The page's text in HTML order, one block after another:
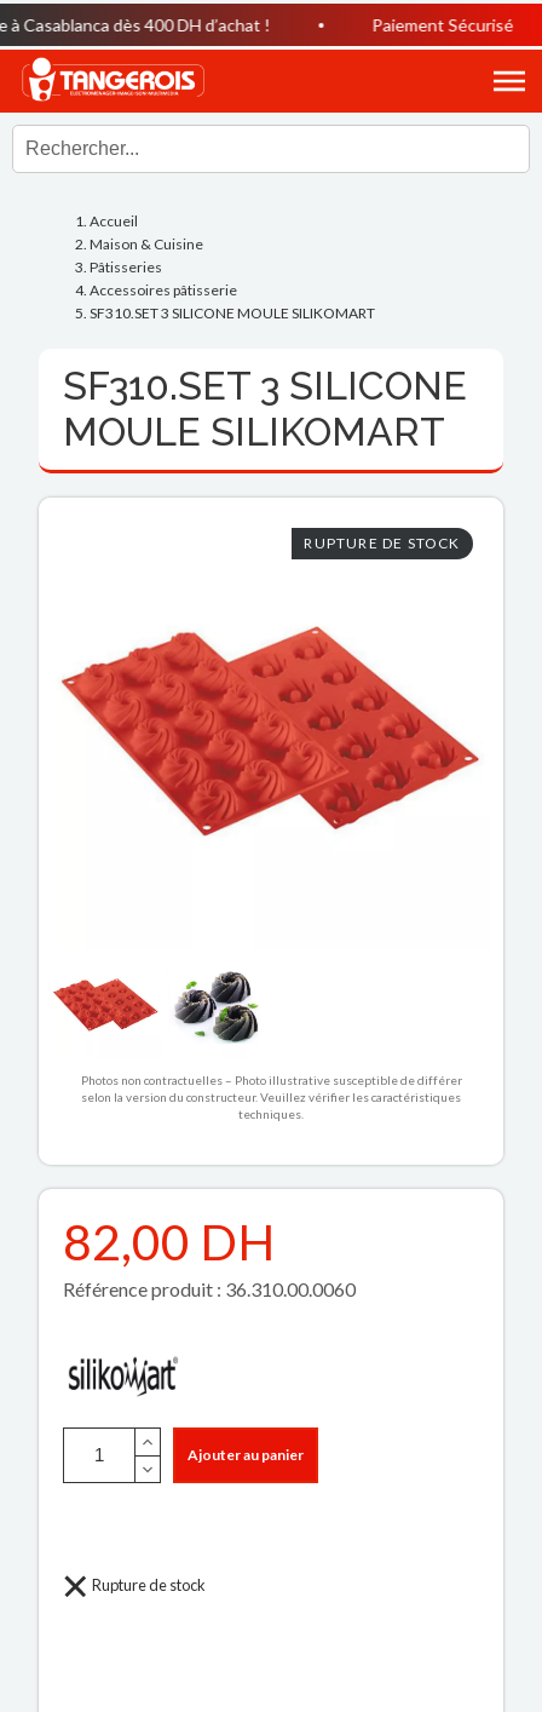
dès 400 DH d’achat ! Paiement Sécurisé
Accueil
Maison & Cuisine
Pâtisseries
Accessoires pâtisserie
SF310.SET 3 SILICONE MOULE SILIKOMART
SF310.SET 3 SILICONE
MOULE SILIKOMART
RUPTURE DE STOCK
Photos non contractuelles – Photo illustrative susceptible de différer
selon la version du constructeur. Veuillez vérifier les caractéristiques
techniques.
82,00 DH
Référence produit : 36.310.00.0060
Ajouter au panier
Rupture de stock